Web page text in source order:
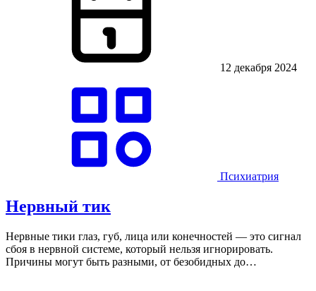
12 декабря 2024
Психиатрия
Нервный тик
Нервные тики глаз, губ, лица или конечностей — это сигнал
сбоя в нервной системе, который нельзя игнорировать.
Причины могут быть разными, от безобидных до…